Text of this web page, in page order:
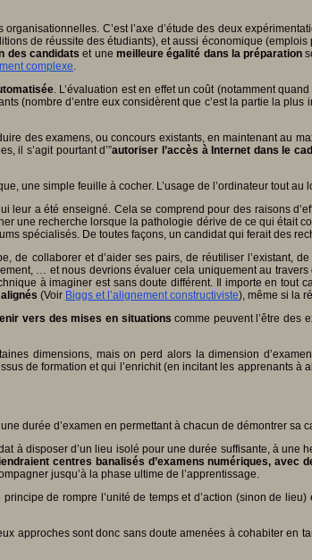
C’est l’axe d’étude des deux
de réussite des étudiants), et aussi économique
des candidats et une meilleure égalité dans la préparation
complexe.
. L’évaluation est en effet un coût (notamment
(nombre d’entre eux considèrent que c’est la partie la
des examens, ou concours existants, en maintenant au
il s’agit pourtant d’”autoriser l’accès à Internet dans le
une simple feuille à cocher. L’usage de l’ordinateur tout
leur a été enseigné. Cela se comprend pour des raisons
une recherche lorsque la pathologie dérive de ce qui était
spécialisés. De toutes façons, un candidat qui ferait des
de collaborer et d’aider ses pairs, de réutiliser l’existant,
… et nous devrions évaluer cela uniquement au
à imaginer est sans doute différent. Il importe en tout
(Voir Biggs et l’alignement constructiviste), même si la
vers des mises en situations comme peuvent l’être des
dimensions, mais on perd alors la dimension
de formation et qui l’enrichit (en incitant les apprenants
durée d’examen en permettant à chacun de démontrer sa
à disposer d’un lieu isolé pour une durée suffisante, à
centres banalisés d’examens numériques, avec
jusqu’à la phase ultime de l’apprentissage.
principe de rompre l’unité de temps et d’action (sinon de
approches sont donc sans doute amenées à cohabiter